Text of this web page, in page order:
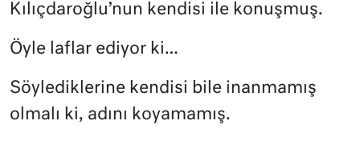
Kılıçdaroğlu’nun kendisi ile konuşmuş.
Öyle laflar ediyor ki…
Söylediklerine kendisi bile inanmamış
olmalı ki, adını koyamamış.